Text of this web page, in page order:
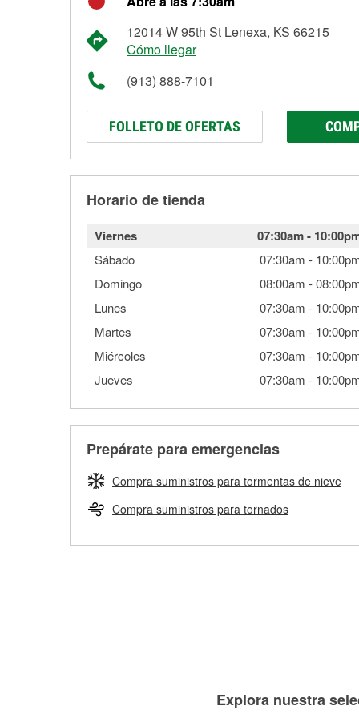
12014 W 95th St Lenexa, KS 66215
Cómo llegar
(913) 888-7101
FOLLETO DE OFERTAS
Horario de tienda
Viernes 07:30am-
Sábado 07:30am -
Domingo
08:00am -
Lunes
07:30am -
Martes
07:30am -
Miércoles
07:30am -
Jueves
07:30am -
Prepárate para emergencias
Compra suministros para tormentas de nieve
Compra suministros para tornados
Explora nuestra